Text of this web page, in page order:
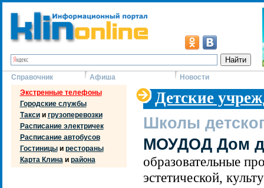
Справочник Афиша
Новости
Экстренные телефоны
Городские службы
Таксии грузоперевозки
Расписание электричек
Расписание автобусов
Гостиницыи рестораны
Карта Клинаи района
Детские
Школы
МОУДОД Дом
образовательные
эстетической,